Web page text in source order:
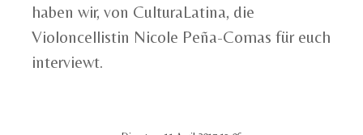
haben wir, von CulturaLatina, die
Violoncellistin Nicole Peña-Comas für euch
interviewt.